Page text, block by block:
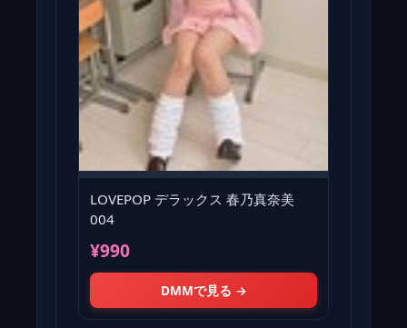
LOVEPOP デラックス 春乃真奈美
004
¥990
DMMで見る →